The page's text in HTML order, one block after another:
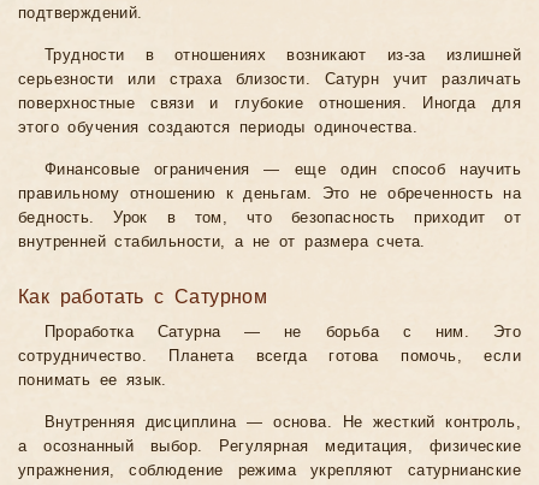
подтверждений.
Трудности в отношениях возникают из-за излишней
серьезности или страха близости. Сатурн учит различать
поверхностные связи и глубокие отношения. Иногда для
этого обучения создаются периоды одиночества.
Финансовые ограничения — еще один способ научить
правильному отношению к деньгам. Это не обреченность на
бедность. Урок в том, что безопасность приходит от
внутренней стабильности, а не от размера счета.
Как работать с Сатурном
Проработка Сатурна — не борьба с ним. Это
сотрудничество. Планета всегда готова помочь, если
понимать ее язык.
Внутренняя дисциплина — основа. Не жесткий контроль,
а осознанный выбор. Регулярная медитация, физические
упражнения, соблюдение режима укрепляют сатурнианские